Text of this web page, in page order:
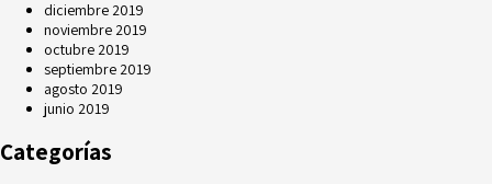
diciembre 2019
noviembre 2019
octubre 2019
septiembre 2019
agosto 2019
junio 2019
Categorías